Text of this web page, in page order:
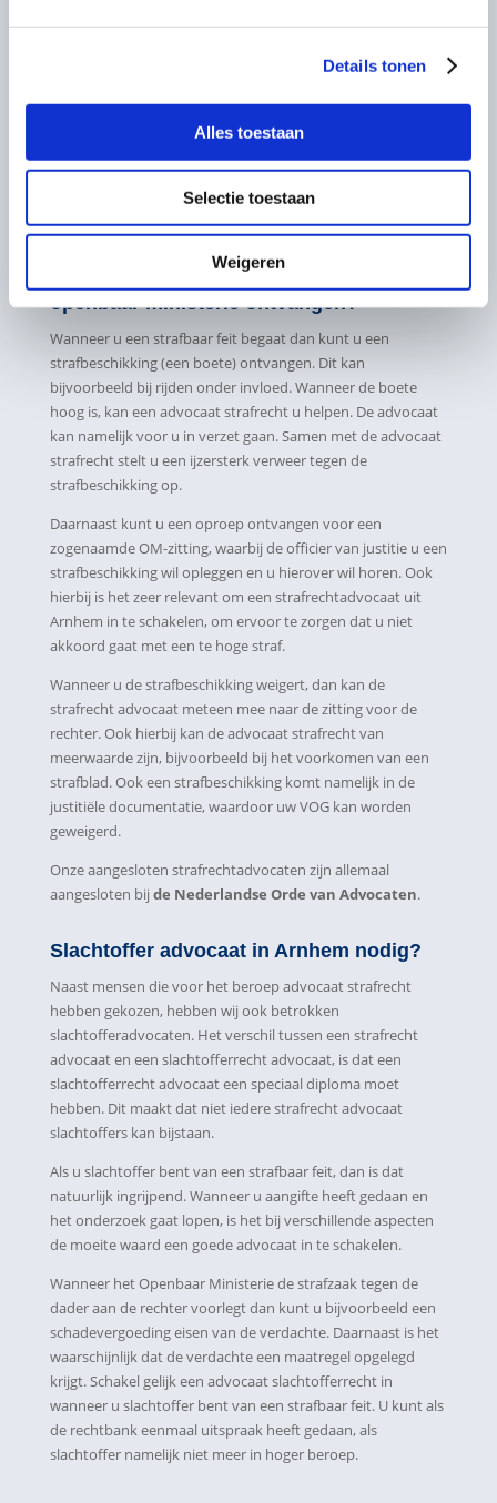
Details tonen
Alles toestaan
Selectie toestaan
Weigeren
manier van verdedigen. Het is van belang om met de juiste
laag mogelijk te houden.
en raadpleeg meteen een goede strafrechtadvocaat. Zo kan
de noodzakelijkheid voor bijvoorbeeld een hoger beroep
tegen de uitspraak van de rechtbank worden beperkt.
Strafbeschikking of oproep voor
openbaar ministerie ontvangen?
Wanneer u een strafbaar feit begaat dan kunt u een
strafbeschikking (een boete) ontvangen. Dit kan
bijvoorbeeld bij rijden onder invloed. Wanneer de boete
hoog is, kan een advocaat strafrecht u helpen. De advocaat
kan namelijk voor u in verzet gaan. Samen met de advocaat
strafrecht stelt u een ijzersterk verweer tegen de
strafbeschikking op.
Daarnaast kunt u een oproep ontvangen voor een
zogenaamde OM-zitting, waarbij de officier van justitie u een
strafbeschikking wil opleggen en u hierover wil horen. Ook
hierbij is het zeer relevant om een strafrechtadvocaat uit
Arnhem in te schakelen, om ervoor te zorgen dat u niet
akkoord gaat met een te hoge straf.
Wanneer u de strafbeschikking weigert, dan kan de
strafrecht advocaat meteen mee naar de zitting voor de
rechter. Ook hierbij kan de advocaat strafrecht van
meerwaarde zijn, bijvoorbeeld bij het voorkomen van een
strafblad. Ook een strafbeschikking komt namelijk in de
justitiële documentatie, waardoor uw VOG kan worden
geweigerd.
Onze aangesloten strafrechtadvocaten zijn allemaal
aangesloten bijde Nederlandse Orde van Advocaten.
Slachtoffer advocaat in Arnhem nodig?
Naast mensen die voor het beroep advocaat strafrecht
hebben gekozen, hebben wij ook betrokken
slachtofferadvocaten. Het verschil tussen een strafrecht
advocaat en een slachtofferrecht advocaat, is dat een
slachtofferrecht advocaat een speciaal diploma moet
hebben. Dit maakt dat niet iedere strafrecht advocaat
slachtoffers kan bijstaan.
Als u slachtoffer bent van een strafbaar feit, dan is dat
natuurlijk ingrijpend. Wanneer u aangifte heeft gedaan en
het onderzoek gaat lopen, is het bij verschillende aspecten
de moeite waard een goede advocaat in te schakelen.
Wanneer het Openbaar Ministerie de strafzaak tegen de
dader aan de rechter voorlegt dan kunt u bijvoorbeeld een
schadevergoeding eisen van de verdachte. Daarnaast is het
waarschijnlijk dat de verdachte een maatregel opgelegd
krijgt. Schakel gelijk een advocaat slachtofferrecht in
wanneer u slachtoffer bent van een strafbaar feit. U kunt als
de rechtbank eenmaal uitspraak heeft gedaan, als
slachtoffer namelijk niet meer in hoger beroep.